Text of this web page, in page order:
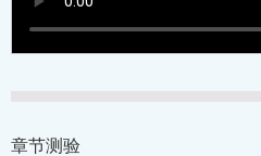
章节测验